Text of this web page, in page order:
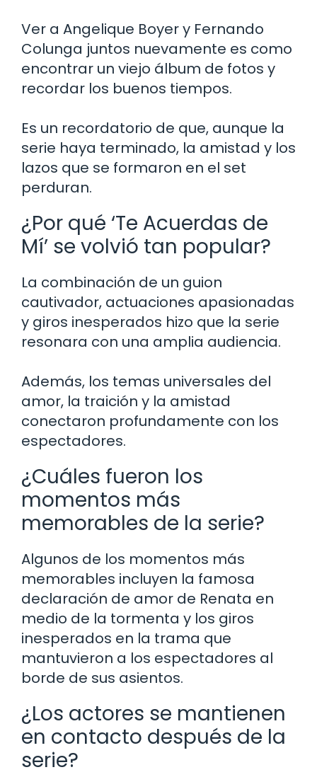
Ver a Angelique Boyer y Fernando
Colunga juntos nuevamente es como
encontrar un viejo álbum de fotos y
recordar los buenos tiempos.
Es un recordatorio de que, aunque la
serie haya terminado, la amistad y los
lazos que se formaron en el set
perduran.
¿Por qué ‘Te Acuerdas de
Mí’ se volvió tan popular?
La combinación de un guion
cautivador, actuaciones apasionadas
y giros inesperados hizo que la serie
resonara con una amplia audiencia.
Además, los temas universales del
amor, la traición y la amistad
conectaron profundamente con los
espectadores.
¿Cuáles fueron los
momentos más
memorables de la serie?
Algunos de los momentos más
memorables incluyen la famosa
declaración de amor de Renata en
medio de la tormenta y los giros
inesperados en la trama que
mantuvieron a los espectadores al
borde de sus asientos.
¿Los actores se mantienen
en contacto después de la
serie?